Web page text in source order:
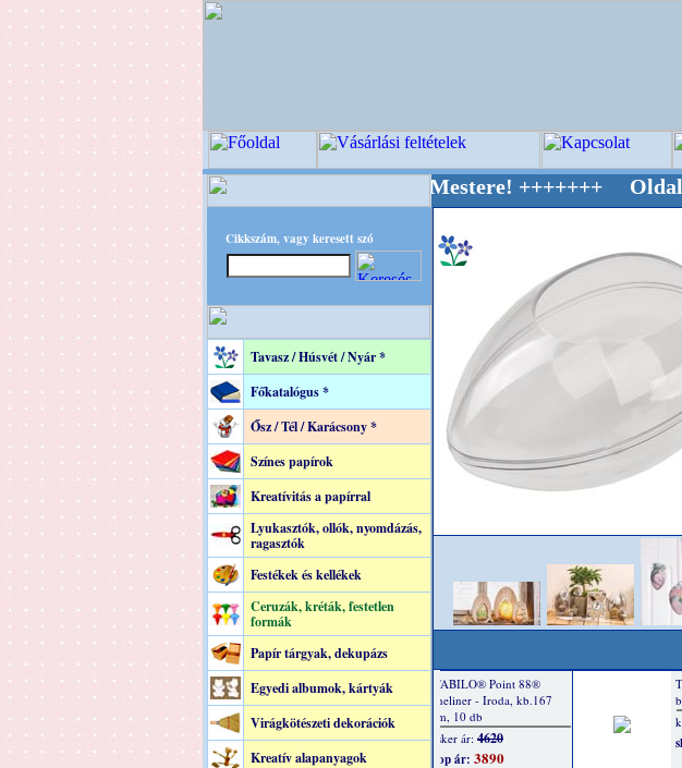
Cikkszám, vagy keresett szó
Tavasz / Húsvét / Nyár *
Főkatalógus *
Ősz / Tél / Karácsony *
Színes papírok
Kreatívitás a papírral
Lyukasztók, ollók, nyomdázás,
ragasztók
Festékek és kellékek
Ceruzák, kréták, festetlen
formák
Papír tárgyak, dekupázs
Egyedi albumok, kártyák
Virágkötészeti dekorációk
Kreatív alapanyagok
OPITEC - A Kreatív Világ Mestere! +++++++ Oldalunkat